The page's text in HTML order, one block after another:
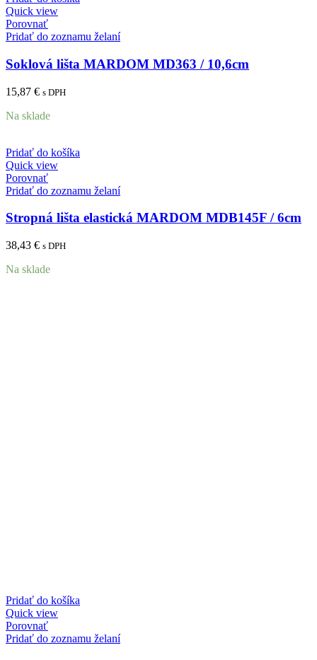
Quick view
Porovnať
Pridať do zoznamu želaní
Soklová lišta MARDOM MD363 / 10,6cm
15,87 € s DPH
Na sklade
Pridať do košíka
Quick view
Porovnať
Pridať do zoznamu želaní
Stropná lišta elastická MARDOM MDB145F / 6cm
38,43 € s DPH
Na sklade
Pridať do košíka
Quick view
Porovnať
Pridať do zoznamu želaní